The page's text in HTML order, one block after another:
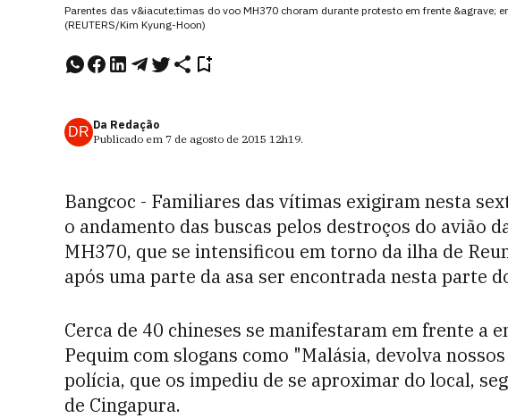
Parentes das v&iacute;timas do voo MH370 choram durante protesto em frente &agrave;
(REUTERS/Kim Kyung-Hoon)
DR Da Redação
Publicado em 7 de agosto de 2015 12h19.
Bangcoc - Familiares das vítimas exigiram nesta
o andamento das buscas pelos destroços do avião
MH370, que se intensificou em torno da ilha de
após uma parte da asa ser encontrada nesta parte
Cerca de 40 chineses se manifestaram em frente a
Pequim com slogans como "Malásia, devolva
polícia, que os impediu de se aproximar do local,
de Cingapura.